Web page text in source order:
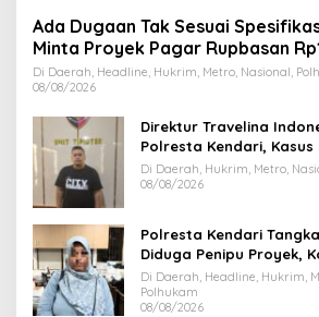
Ada Dugaan Tak Sesuai
Minta Proyek Pagar Rupbasan
Dihentikan
Di Daerah, Headline, Hukrim, Metro, Nasional,
08/08/2026
Direktur Travelina
Polresta Kendari,
Jemaah Umrah Masuk
Di Daerah, Hukrim, Metro,
08/08/2026
Polresta Kendari
Diduga Penipu Proyek,
Juta
Di Daerah, Headline, Hukrim,
Polhukam
08/08/2026